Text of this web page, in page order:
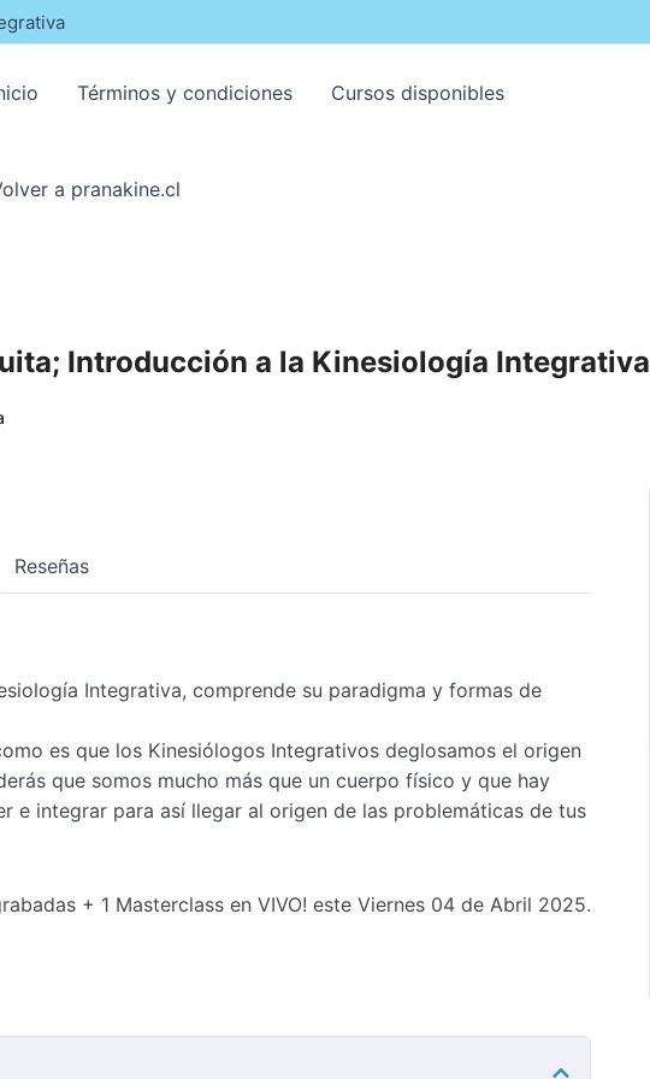
Términos y condiciones Cursos disponibles
a pranakine.cl
Introducción a la Kinesiología Integrativa
Reseñas
Integrativa, comprende su paradigma y formas de
es que los Kinesiólogos Integrativos deglosamos el origen
que somos mucho más que un cuerpo físico y que hay
e integrar para así llegar al origen de las problemáticas de tus
+ 1 Masterclass en VIVO! este Viernes 04 de Abril 2025.